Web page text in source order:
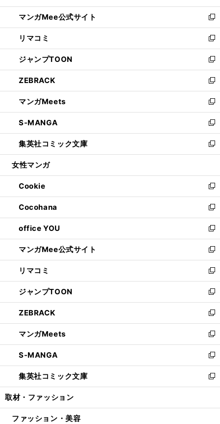
開
く
ン
ド
ウ
で
開
く
ウ
ィ
ン
ド
ウ
で
開
く
し
い
ウ
ィ
ン
ド
ウ
で
開
く
マンガMee公式サイト
新
し
い
ウ
ィ
ン
ド
ウ
で
開
く
リマコミ
新
し
い
ウ
ィ
ン
ド
ウ
で
開
く
ジャンプTOON
新
し
い
ウ
ィ
ン
ド
ウ
で
開
ZEBRACK
新
し
い
ウ
ィ
ン
ド
ウ
開
く
マンガMeets
新
し
い
ウ
ィ
ン
ウ
で
開
く
S-MANGA
新
し
い
ウ
ン
ド
ウ
で
開
く
集英社コミック文庫
新
し
ウ
ィ
ン
ド
ウ
で
開
く
女性マンガ
Cookie
新
し
い
ウ
ィ
ン
ド
ウ
で
開
く
Cocohana
新
し
い
ウ
ィ
ン
ド
ウ
で
開
く
office YOU
新
し
い
ウ
ィ
ン
ド
ウ
で
開
く
マンガMee公式サイト
新
し
い
ウ
ィ
ン
ド
ウ
で
開
く
リマコミ
新
し
い
ウ
ィ
ン
ド
ウ
で
開
く
ジャンプTOON
新
し
い
ウ
ィ
ン
ド
ウ
で
開
ZEBRACK
新
し
い
ウ
ィ
ン
ド
ウ
開
マンガMeets
新
し
い
ウ
ィ
ン
ウ
S-MANGA
新
し
い
ウ
ン
集英社コミック文庫
新
し
ウ
取材・ファッション
ファッション・美容